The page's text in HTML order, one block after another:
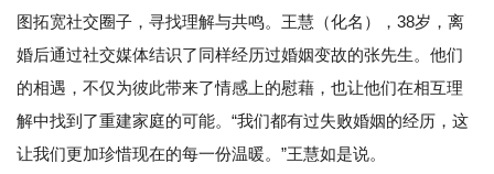
图拓宽社交圈子，寻找理解与共鸣。王慧（化名），38岁，离
婚后通过社交媒体结识了同样经历过婚姻变故的张先生。他们
的相遇，不仅为彼此带来了情感上的慰藉，也让他们在相互理
解中找到了重建家庭的可能。“我们都有过失败婚姻的经历，这
让我们更加珍惜现在的每一份温暖。”王慧如是说。